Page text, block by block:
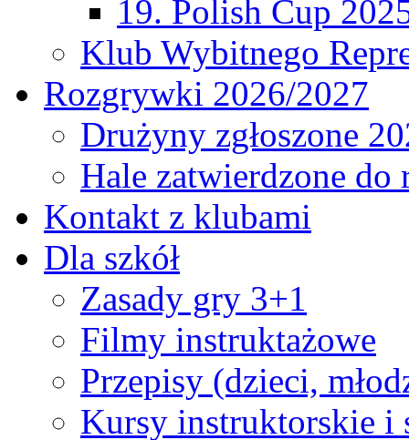
19. Polish Cup
Klub Wybitnego
Rozgrywki 2026/2027
Drużyny zgłoszone
Hale zatwierdzone
Kontakt z klubami
Dla szkół
Zasady gry 3+1
Filmy instruktażowe
Przepisy (dzieci,
Kursy instruktorskie i